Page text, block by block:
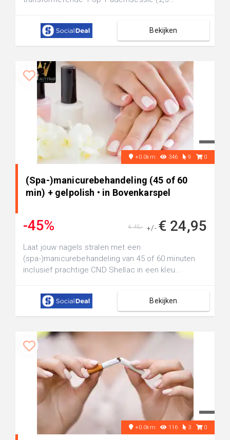
Bekijken
+0.0km 346 9 0
(Spa-)manicurebehandeling (45 of 60
min) + gelpolish • in Bovenkarspel
-45% +/- € 24,95
€ 45,-
Laat jouw nagels stralen met een
(spa-)manicurebehandeling van 45 of 60 minuten
inclusief prachtige CND Shellac in een kleu...
Bekijken
+0.0km 116 3 0